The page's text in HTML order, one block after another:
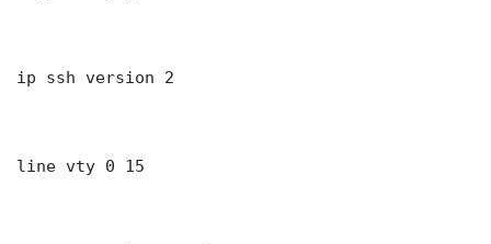
ip ssh version 2
line vty 0 15